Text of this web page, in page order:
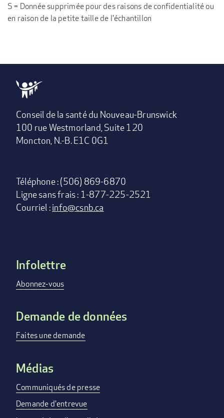
S = Donnée supprimée pour des raisons de confidentialité ou
en raison de la petite taille de l'échantillon
Conseil de la santé du Nouveau-Brunswick
100 rue Westmorland, Suite 120
Moncton, N.-B. E1C 0G1
Téléphone : (506) 869-6870
Ligne sans frais : 1-877-225-2521
Courriel :info@csnb.ca
Footer
menu
Infolettre
Abonnez-vous
Demande de données
Faites une demande
Médias
Communiqués de presse
Demande d'entrevue